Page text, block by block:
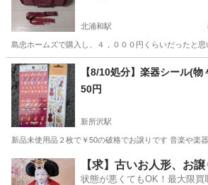
北浦和駅
島忠ホームズで購入し、４，０００円くらいだったと
埼玉 さいたま市 北浦和駅 その他
【8/10処分】楽器シール(物
50円
新所沢駅
新品未使用品２枚で￥50の破格でお譲りです 音楽や
埼玉 所沢市 新所沢駅 その他
【求】古いお人形、お
状態が悪くてもOK！最大限買